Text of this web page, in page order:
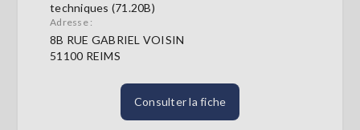
techniques (71.20B)
Adresse :
8B RUE GABRIEL VOISIN
51100 REIMS
Consulter la fiche